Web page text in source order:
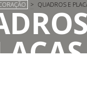
> QUADROS E